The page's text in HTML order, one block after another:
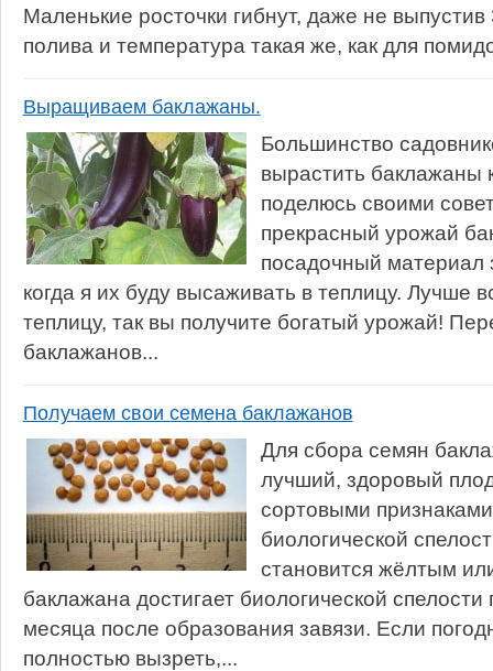
Маленькие росточки гибнут, даже не
полива и температура такая же, как для
Выращиваем баклажаны.
Большинство
вырастить баклажаны
поделюсь своими
прекрасный урожай
посадочный материал
когда я их буду высаживать в теплицу. Лучше
теплицу, так вы получите богатый урожай!
баклажанов...
Получаем свои семена баклажанов
Для сбора семян
лучший, здоровый
сортовыми
биологической
становится жёлтым
баклажана достигает биологической
месяца после образования завязи. Если
полностью вызреть,...